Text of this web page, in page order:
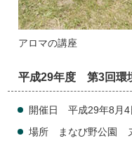
アロマの講座
平成29年度 第3回環
開催日 平成29年8月4
場所 まなび野公園 ヌ